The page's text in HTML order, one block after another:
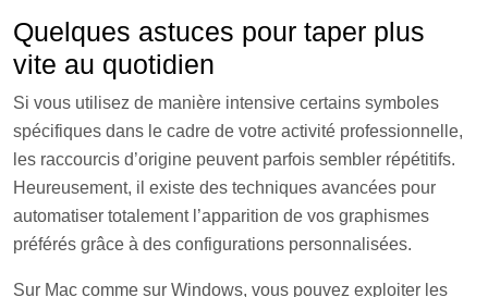
Quelques astuces pour taper plus
vite au quotidien
Si vous utilisez de manière intensive certains symboles
spécifiques dans le cadre de votre activité professionnelle,
les raccourcis d’origine peuvent parfois sembler répétitifs.
Heureusement, il existe des techniques avancées pour
automatiser totalement l’apparition de vos graphismes
préférés grâce à des configurations personnalisées.
Sur Mac comme sur Windows, vous pouvez exploiter les